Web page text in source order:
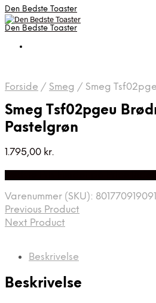
Den Bedste Toaster
Den Bedste Toaster
Forside / Smeg / Smeg
Smeg Tsf02pgeu
Pastelgrøn
1.795,00 kr.
Varenummer (SKU):
Previous Product
Next Product
Beskrivelse
Beskrivelse